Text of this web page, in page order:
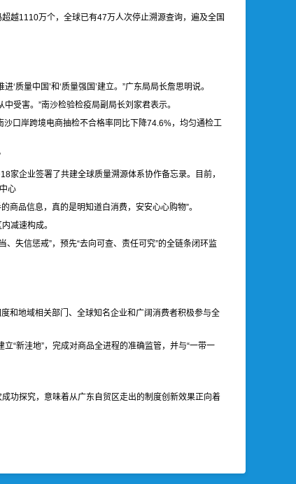
越1110万个，全球已有47万人次停止溯源查询，遍及全国
量中国’和‘质量强国’建立。”广东局局长詹思明说。
受害。”南沙检验检疫局副局长刘家君表示。
口岸跨境电商抽检不合格率同比下降74.6%，均匀通检工
家企业签署了共建全球质量溯源体系协作备忘录。目前，
心
品信息，真的是明知道白消费，安安心心购物”。
减速构成。
失信惩戒”，预先“去向可查、责任可究”的全链条闭环监
和地域相关部门、全球知名企业和广阔消费者积极参与全
“新洼地”，完成对商品全进程的准确监管，并与“一带一
功探究，意味着从广东自贸区走出的制度创新效果正向着